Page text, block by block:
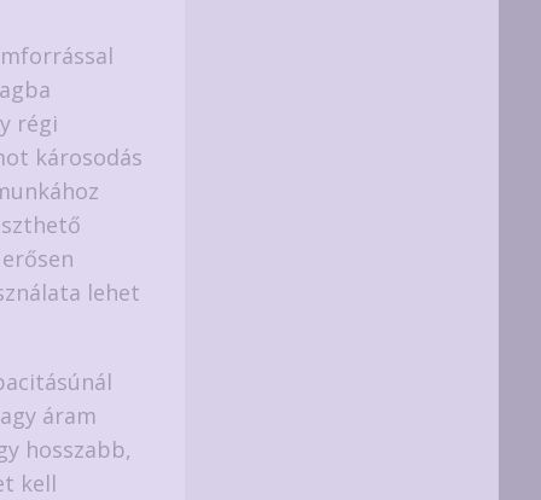
régi
károsodás
lehet
áram
hosszabb,
kell